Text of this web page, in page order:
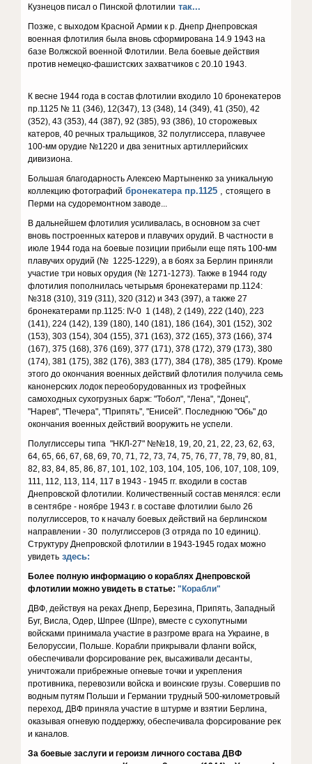
Кузнецов писал о Пинской флотилии так...
Позже, с выходом Красной Армии к р. Днепр Днепровская
военная флотилия была вновь сформирована 14.9 1943 на
базе Волжской военной Флотилии. Вела боевые действия
против немецко-фашистских захватчиков с 20.10 1943.
К весне 1944 года в состав флотилии входило 10 бронекатеров
пр.1125 № 11 (346), 12(347), 13 (348), 14 (349), 41 (350), 42
(352), 43 (353), 44 (387), 92 (385), 93 (386), 10 сторожевых
катеров, 40 речных тральщиков, 32 полуглиссера, плавучее
100-мм орудие №1220 и два зенитных артиллерийских
дивизиона.
Большая благодарность Алексею Мартыненко за уникальную
коллекцию фотографий бронекатера пр.1125 ,стоящего в
Перми на судоремонтном заводе...
В дальнейшем флотилия усиливалась, в основном за счет
вновь построенных катеров и плавучих орудий. В частности в
июле 1944 года на боевые позиции прибыли еще пять 100-мм
плавучих орудий (№ 1225-1229), а в боях за Берлин приняли
участие три новых орудия (№ 1271-1273). Также в 1944 году
флотилия пополнилась четырьмя бронекатерами пр.1124:
№318 (310), 319 (311), 320 (312) и 343 (397), а также 27
бронекатерами пр.1125: IV-0 1 (148), 2 (149), 222 (140), 223
(141), 224 (142), 139 (180), 140 (181), 186 (164), 301 (152), 302
(153), 303 (154), 304 (155), 371 (163), 372 (165), 373 (166), 374
(167), 375 (168), 376 (169), 377 (171), 378 (172), 379 (173), 380
(174), 381 (175), 382 (176), 383 (177), 384 (178), 385 (179). Кроме
этого до окончания военных действий флотилия получила семь
канонерских лодок переоборудованных из трофейных
самоходных сухогрузных барж: "Тобол", "Лена", "Донец",
"Нарев", "Печера", "Припять", "Енисей". Последнюю "Обь" до
окончания военных действий вооружить не успели.
Полуглиссеры типа "НКЛ-27" №№18, 19, 20, 21, 22, 23, 62, 63,
64, 65, 66, 67, 68, 69, 70, 71, 72, 73, 74, 75, 76, 77, 78, 79, 80, 81,
82, 83, 84, 85, 86, 87, 101, 102, 103, 104, 105, 106, 107, 108, 109,
111, 112, 113, 114, 117 в 1943 - 1945 гг. входили в состав
Днепровской флотилии. Количественный состав менялся: если
в сентябре - ноябре 1943 г. в составе флотилии было 26
полуглиссеров, то к началу боевых действий на берлинском
направлении - 30 полуглиссеров (3 отряда по 10 единиц).
Структуру Днепровской флотилии в 1943-1945 годах можно
увидеть здесь:
Более полную информацию о кораблях Днепровской
флотилии можно увидеть в статье: "Корабли"
ДВФ, действуя на реках Днепр, Березина, Припять, Западный
Буг, Висла, Одер, Шпрее (Шпре), вместе с сухопутными
войсками принимала участие в разгроме врага на Украине, в
Белоруссии, Польше. Корабли прикрывали фланги войск,
обеспечивали форсирование рек, высаживали десанты,
уничтожали прибрежные огневые точки и укрепления
противника, перевозили войска и воинские грузы. Совершив по
водным путям Польши и Германии трудный 500-километровый
переход, ДВФ приняла участие в штурме и взятии Берлина,
оказывая огневую поддержку, обеспечивала форсирование рек
и каналов.
За боевые заслуги и героизм личного состава ДВФ